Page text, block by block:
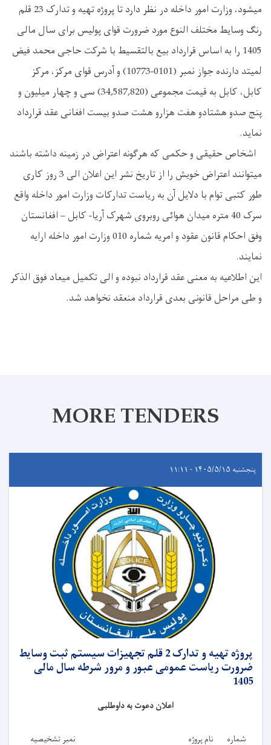
میشود، وزارت امور داخله در نظر دارد تا پروژه تهیه و تدارک 23 قلم
رنگ وسایط مختلف النوع مورد ضرورت قوای پولیس برای سال مالی
1405 را به اساس قرارداد بیع بالتقسیط با شرکت حاجی محمد فیض
لمیتد دارنده جواز نمبر (0101-10773) و آدرس قوای مرکز، مرکز
کابل، کابل به قیمت مجموعی (34,587,820) سی و چهار میلیون و
پنج صدو هشتادو هفت هزارو هشت صدو بیست افغانی عقد قرارداد
نماید.
اشخاص حقیقی و حکمی که هرگونه اعتراض در زمینه داشته باشند
میتوانند اعتراض خویش را از تاریخ نشر این اعلان الی 3 روز کاری
طور کتبی توام با دلایل آن به ریاست تدارکات وزارت امور داخله واقع
سرک 40 متره میدان هوائی روبروی شهرک آریا- کابل – افغانستان
وفق احکام قانون عقود و امریه شماره 010 وزارت امور داخله ارایه
نمایند.
این اطلاعیه به معنی عقد قرارداد نبوده و الی تکمیل میعاد فوق الذکر
و طی مراحل قانونی بعدی قرارداد منعقد نخواهد شد.
MORE TENDERS
پنجشنبه ۱۴۰۵/۵/۱۵ - ۱۱:۱۱
پروژه تهیه و تدارک 2 قلم تجهیزات سیستم ثبت وسایط
ضرورت ریاست عمومی عبور و مرور شرطه سال مالی
1405
اعلان دعوت به داوطلبی
شماره نام پروژه نمبر تشخیصیه